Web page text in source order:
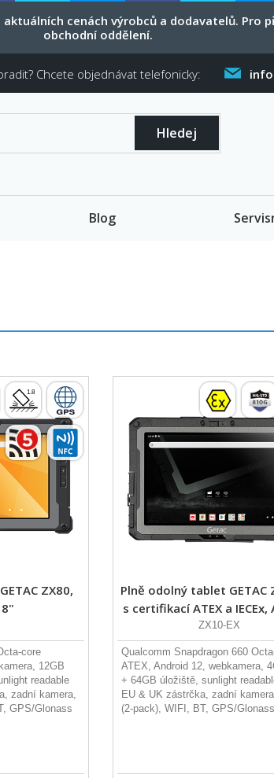
cenách výrobců a dodavatelů. Pro
obchodní oddělení.
Chcete objednávat telefonicky:
Hledej
Blog
ZX80,
core
12GB
readable
zadní kamera,
GPS/Glonass
Plně odolný tablet GETAC
s certifikací ATEX a IECEx,
ZX10-EX
Qualcomm Snapdragon 660
ATEX, Android 12, webkamera,
+ 64GB úložiště, sunlight
EU & UK zástrčka, zadní
(2-pack), WIFI, BT, GPS/Glonass